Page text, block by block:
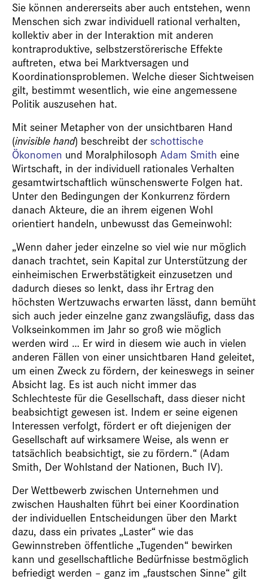
Sie können andererseits aber auch entstehen, wenn
Menschen sich zwar individuell rational verhalten,
kollektiv aber in der Interaktion mit anderen
kontraproduktive, selbstzerstörerische Effekte
auftreten, etwa bei Marktversagen und
Koordinationsproblemen. Welche dieser Sichtweisen
gilt, bestimmt wesentlich, wie eine angemessene
Politik auszusehen hat.
Mit seiner Metapher von der unsichtbaren Hand
(invisible hand) beschreibt der schottische
Ökonomen und Moralphilosoph Adam Smith eine
Wirtschaft, in der individuell rationales Verhalten
gesamtwirtschaftlich wünschenswerte Folgen hat.
Unter den Bedingungen der Konkurrenz fördern
danach Akteure, die an ihrem eigenen Wohl
orientiert handeln, unbewusst das Gemeinwohl:
„Wenn daher jeder einzelne so viel wie nur möglich
danach trachtet, sein Kapital zur Unterstützung der
einheimischen Erwerbstätigkeit einzusetzen und
dadurch dieses so lenkt, dass ihr Ertrag den
höchsten Wertzuwachs erwarten lässt, dann bemüht
sich auch jeder einzelne ganz zwangsläufig, dass das
Volkseinkommen im Jahr so groß wie möglich
werden wird … Er wird in diesem wie auch in vielen
anderen Fällen von einer unsichtbaren Hand geleitet,
um einen Zweck zu fördern, der keineswegs in seiner
Absicht lag. Es ist auch nicht immer das
Schlechteste für die Gesellschaft, dass dieser nicht
beabsichtigt gewesen ist. Indem er seine eigenen
Interessen verfolgt, fördert er oft diejenigen der
Gesellschaft auf wirksamere Weise, als wenn er
tatsächlich beabsichtigt, sie zu fördern.“ (Adam
Smith, Der Wohlstand der Nationen, Buch IV).
Der Wettbewerb zwischen Unternehmen und
zwischen Haushalten führt bei einer Koordination
der individuellen Entscheidungen über den Markt
dazu, dass ein privates „Laster“ wie das
Gewinnstreben öffentliche „Tugenden“ bewirken
kann und gesellschaftliche Bedürfnisse bestmöglich
befriedigt werden – ganz im „faustschen Sinne“ gilt